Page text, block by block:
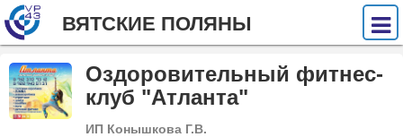
ВЯТСКИЕ ПОЛЯНЫ
Оздоровительный фитнес-
клуб "Атланта"
ИП Конышкова Г.В.